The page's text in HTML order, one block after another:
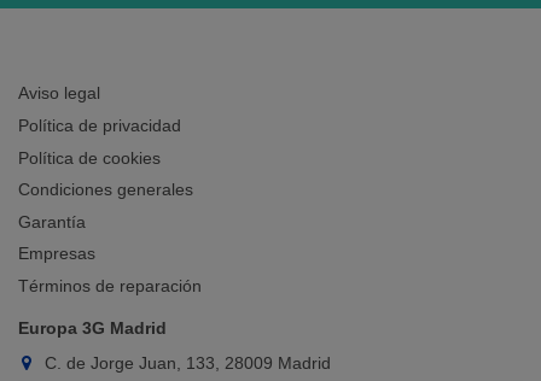
Aviso legal
Política de privacidad
Política de cookies
Condiciones generales
Garantía
Empresas
Términos de reparación
Europa 3G Madrid
C. de Jorge Juan, 133, 28009 Madrid